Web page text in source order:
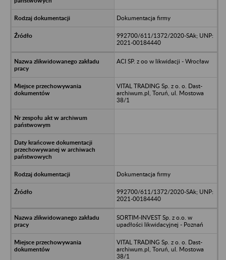
Dokumentacja firmy
992700/611/1372/2020-SAk; UNP:
2021-00184440
ACI SP. z oo w likwidacji - Wrocław
VITAL TRADING Sp. z o. o. Dast-
archiwum.pl, Toruń, ul. Mostowa
38/1
Dokumentacja firmy
992700/611/1372/2020-SAk; UNP:
2021-00184440
SORTIM-INVEST Sp. z o.o. w
upadłości likwidacyjnej - Poznań
VITAL TRADING Sp. z o. o. Dast-
archiwum.pl, Toruń, ul. Mostowa
38/1